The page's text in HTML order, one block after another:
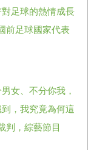
足球的熱情成長
前足球國家代表
女、不分你我，
，我究竟為何這
判，綜藝節目